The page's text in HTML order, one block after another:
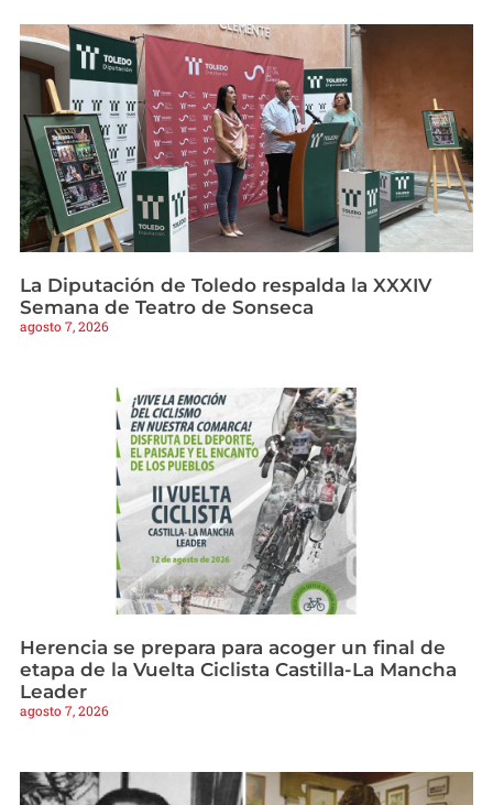
La Diputación de Toledo respalda la XXXIV
Semana de Teatro de Sonseca
agosto 7, 2026
Herencia se prepara para acoger un final de
etapa de la Vuelta Ciclista Castilla-La Mancha
Leader
agosto 7, 2026